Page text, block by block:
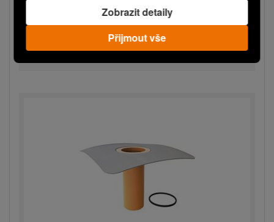
Zobrazit detaily
Přijmout vše
Expedice do 3 dnů
2 970,00 Kč
− + Do košíku